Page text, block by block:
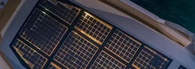
Князь